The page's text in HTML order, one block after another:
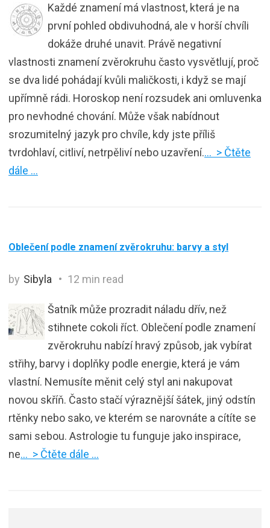
Každé znamení má vlastnost, která je na
první pohled obdivuhodná, ale v horší chvíli
dokáže druhé unavit. Právě negativní
vlastnosti znamení zvěrokruhu často vysvětlují, proč
se dva lidé pohádají kvůli maličkosti, i když se mají
upřímně rádi. Horoskop není rozsudek ani omluvenka
pro nevhodné chování. Může však nabídnout
srozumitelný jazyk pro chvíle, kdy jste příliš
tvrdohlaví, citliví, netrpěliví nebo uzavření.… > Čtěte
dále …
Oblečení podle znamení zvěrokruhu: barvy a styl
by Sibyla 12 min read
Šatník může prozradit náladu dřív, než
stihnete cokoli říct. Oblečení podle znamení
zvěrokruhu nabízí hravý způsob, jak vybírat
střihy, barvy i doplňky podle energie, která je vám
vlastní. Nemusíte měnit celý styl ani nakupovat
novou skříň. Často stačí výraznější šátek, jiný odstín
rtěnky nebo sako, ve kterém se narovnáte a cítíte se
sami sebou. Astrologie tu funguje jako inspirace,
ne… > Čtěte dále …